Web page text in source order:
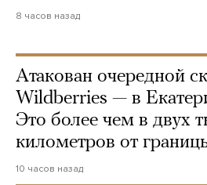
8 часов назад
Атакован очередной
Wildberries — в
Это более чем в двух
километров от
10 часов назад